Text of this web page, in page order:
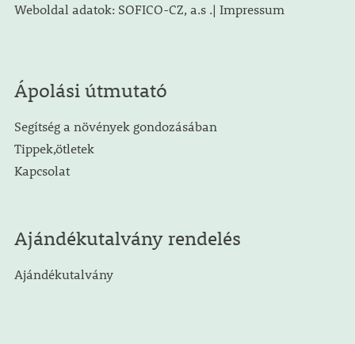
Weboldal adatok: SOFICO-CZ, a.s .| Impressum
Ápolási útmutató
Segítség a növények gondozásában
Tippek,ötletek
Kapcsolat
Ajándékutalvány rendelés
Ajándékutalvány